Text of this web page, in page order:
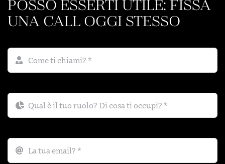
POSSO ESSERTI UTILE: FISSA
UNA CALL OGGI STESSO